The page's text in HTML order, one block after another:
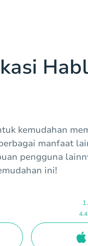
kemudahan
manfaat
pengguna
ini!
4.4